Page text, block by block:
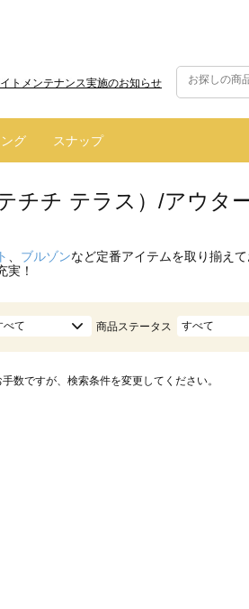
トメンテナンス実施のお知らせ
グ スナップ
チチ テラス）/アウタ
ブルゾンなど定番アイテムを取り揃え
実！
べて 商品ステータス すべて
数ですが、検索条件を変更してください。